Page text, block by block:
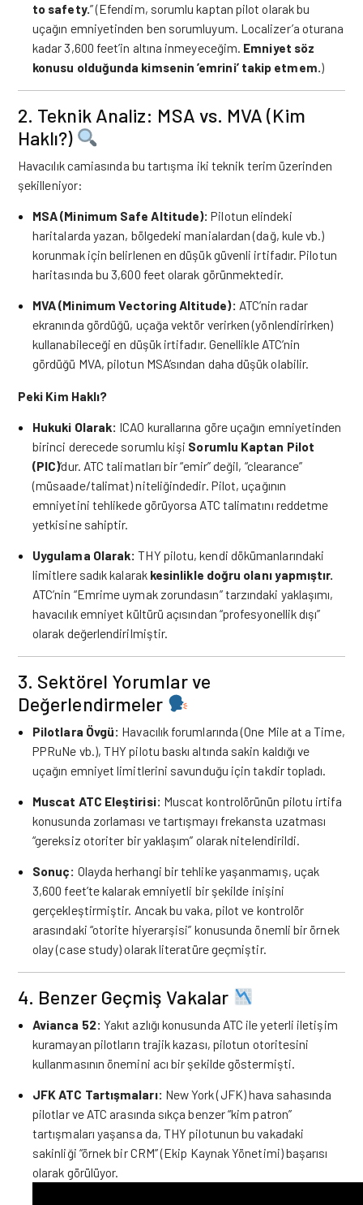
to safety.” (Efendim, sorumlu kaptan pilot olarak bu
uçağın emniyetinden ben sorumluyum. Localizer’a oturana
kadar 3,600 feet’in altına inmeyeceğim. Emniyet söz
konusu olduğunda kimsenin ’emrini’ takip etmem.)
2. Teknik Analiz: MSA vs. MVA (Kim
Haklı?)
Havacılık camiasında bu tartışma iki teknik terim üzerinden
şekilleniyor:
MSA (Minimum Safe Altitude): Pilotun elindeki
haritalarda yazan, bölgedeki manialardan (dağ, kule vb.)
korunmak için belirlenen en düşük güvenli irtifadır. Pilotun
haritasında bu 3,600 feet olarak görünmektedir.
MVA (Minimum Vectoring Altitude): ATC’nin radar
ekranında gördüğü, uçağa vektör verirken (yönlendirirken)
kullanabileceği en düşük irtifadır. Genellikle ATC’nin
gördüğü MVA, pilotun MSA’sından daha düşük olabilir.
Peki Kim Haklı?
Hukuki Olarak: ICAO kurallarına göre uçağın emniyetinden
birinci derecede sorumlu kişi Sorumlu Kaptan Pilot
(PIC)‘dur. ATC talimatları bir “emir” değil, “clearance”
(müsaade/talimat) niteliğindedir. Pilot, uçağının
emniyetini tehlikede görüyorsa ATC talimatını reddetme
yetkisine sahiptir.
Uygulama Olarak: THY pilotu, kendi dökümanlarındaki
limitlere sadık kalarak kesinlikle doğru olanı yapmıştır.
ATC’nin “Emrime uymak zorundasın” tarzındaki yaklaşımı,
havacılık emniyet kültürü açısından “profesyonellik dışı”
olarak değerlendirilmiştir.
3. Sektörel Yorumlar ve
Değerlendirmeler
Pilotlara Övgü: Havacılık forumlarında (One Mile at a Time,
PPRuNe vb.), THY pilotu baskı altında sakin kaldığı ve
uçağın emniyet limitlerini savunduğu için takdir topladı.
Muscat ATC Eleştirisi: Muscat kontrolörünün pilotu irtifa
konusunda zorlaması ve tartışmayı frekansta uzatması
“gereksiz otoriter bir yaklaşım” olarak nitelendirildi.
Sonuç: Olayda herhangi bir tehlike yaşanmamış, uçak
3,600 feet’te kalarak emniyetli bir şekilde inişini
gerçekleştirmiştir. Ancak bu vaka, pilot ve kontrolör
arasındaki “otorite hiyerarşisi” konusunda önemli bir örnek
olay (case study) olarak literatüre geçmiştir.
4. Benzer Geçmiş Vakalar
Avianca 52: Yakıt azlığı konusunda ATC ile yeterli iletişim
kuramayan pilotların trajik kazası, pilotun otoritesini
kullanmasının önemini acı bir şekilde göstermişti.
JFK ATC Tartışmaları: New York (JFK) hava sahasında
pilotlar ve ATC arasında sıkça benzer “kim patron”
tartışmaları yaşansa da, THY pilotunun bu vakadaki
sakinliği “örnek bir CRM” (Ekip Kaynak Yönetimi) başarısı
olarak görülüyor.